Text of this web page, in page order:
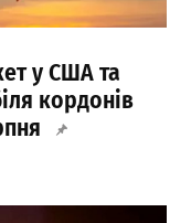
у США та
кордонів